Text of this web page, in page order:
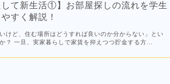
て新生活①】お部屋探しの流れを学生
すく解説！
けど、住む場所はどうすれば良いのか分からない」とい
？ 一旦、実家暮らしで家賃を抑えつつ貯金する方...